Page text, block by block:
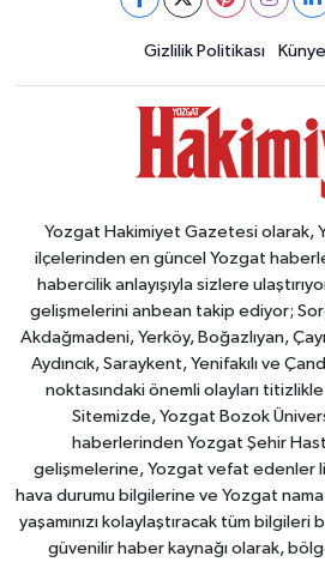
Gizlilik Politikası Künye
Yozgat Hakimiyet Gazetesi olarak,
ilçelerinden en güncel Yozgat
habercilik anlayışıyla sizlere
gelişmelerini anbean takip ediyor;
Akdağmadeni, Yerköy, Boğazlıyan,
Aydıncık, Saraykent, Yenifakılı ve
noktasındaki önemli olayları
Sitemizde, Yozgat Bozok
haberlerinden Yozgat Şehir
gelişmelerine, Yozgat vefat edenler
hava durumu bilgilerine ve Yozgat
yaşamınızı kolaylaştıracak tüm
güvenilir haber kaynağı olarak,